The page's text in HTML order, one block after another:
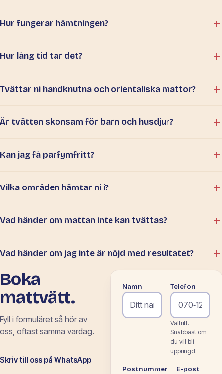
Hur fungerar hämtningen?
Hur lång tid tar det?
Tvättar ni handknutna och orientaliska mattor?
Är tvätten skonsam för barn och husdjur?
Kan jag få parfymfritt?
Vilka områden hämtar ni i?
Vad händer om mattan inte kan tvättas?
Vad händer om jag inte är nöjd med resultatet?
Boka
mattvätt.
Fyll i formuläret så hör av
oss, oftast samma vardag.
Skriv till oss på WhatsApp
Namn Telefon
Valfritt.
Snabbast om
du vill bli
uppringd.
Postnummer
E-post